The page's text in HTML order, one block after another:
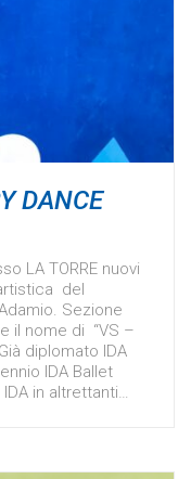
DANCE
LA TORRE nuovi
del
Sezione
il nome di “VS –
diplomato IDA
IDA Ballet
in altrettanti…